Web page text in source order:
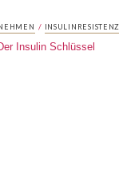
/ INSULINRESISTENZ
Insulin Schlüssel